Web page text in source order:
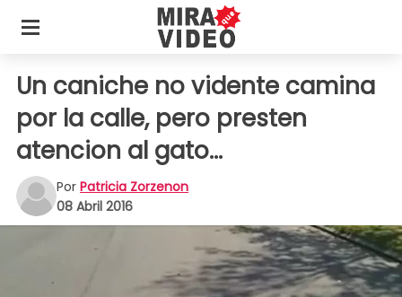
Un caniche no vidente camina
por la calle, pero presten
atencion al gato...
Por Patricia Zorzenon
08 Abril 2016